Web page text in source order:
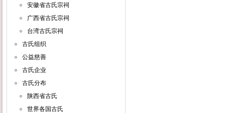
安徽省古氏宗祠
广西省古氏宗祠
台湾古氏宗祠
古氏组织
公益慈善
古氏企业
古氏分布
陕西省古氏
世界各国古氏